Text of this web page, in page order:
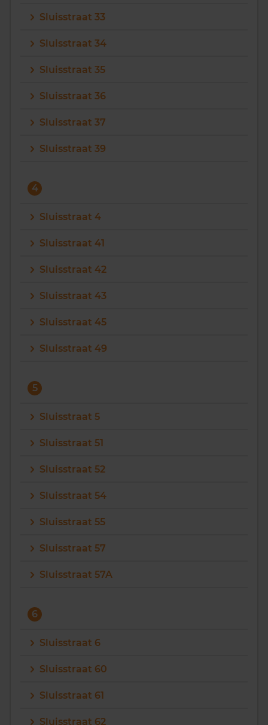
Sluisstraat 33
Sluisstraat 34
Sluisstraat 35
Sluisstraat 36
Sluisstraat 37
Sluisstraat 39
4
Sluisstraat 4
Sluisstraat 41
Sluisstraat 42
Sluisstraat 43
Sluisstraat 45
Sluisstraat 49
5
Sluisstraat 5
Sluisstraat 51
Sluisstraat 52
Sluisstraat 54
Sluisstraat 55
Sluisstraat 57
Sluisstraat 57A
6
Sluisstraat 6
Sluisstraat 60
Sluisstraat 61
Sluisstraat 62